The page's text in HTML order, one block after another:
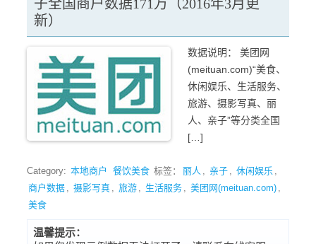
子全国商户数据171万（2016年3月更
新）
数据说明： 美团网
(meituan.com)“美食、
休闲娱乐、生活服务、
旅游、摄影写真、丽
人、亲子”等分类全国
[…]
Category: 本地商户 餐饮美食 标签： 丽人 , 亲子 , 休闲娱乐 ,
商户数据 , 摄影写真 , 旅游 , 生活服务 , 美团网(meituan.com) ,
美食
温馨提示：